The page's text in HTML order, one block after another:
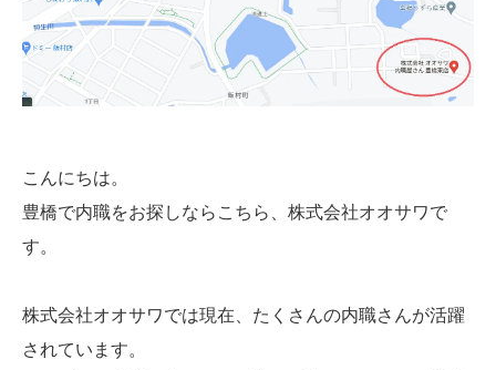
こんにちは。
豊橋で内職をお探しならこちら、株式会社オオサワで
す。
株式会社オオサワでは現在、たくさんの内職さんが活躍
されています。